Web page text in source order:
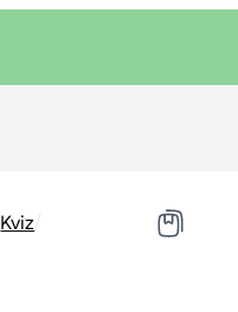
Kviz/